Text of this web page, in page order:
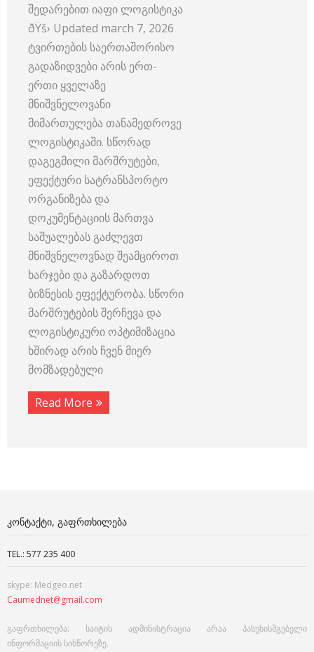
შედარებით იაფი ლოგისტიკა
ðŸš› Updated march 7, 2026
ტვირთების საერთაშორისო
გადაზიდვები არის ერთ-
ერთი ყველაზე
მნიშვნელოვანი
მიმართულება თანამედროვე
ლოგისტიკაში. სწორად
დაგეგმილი მარშრუტები,
ეფექტური სატრანსპორტო
ორგანიზება და
დოკუმენტაციის მართვა
საშუალებას გაძლევთ
მნიშვნელოვნად შეამციროთ
ხარჯები და გაზარდოთ
ბიზნესის ეფექტურობა. სწორი
მარშრუტების შერჩევა და
ლოგისტიკური ოპტიმიზაცია
ხშირად არის ჩვენ მიერ
მომზადებული
Read More
ᲙᲝᲜᲢᲐᲥᲢᲘ, ᲒᲐᲤᲠᲗᲮᲘᲚᲔᲑᲐ
TEL.: 577 235 400
skype: Medgeo.net
Caumednet@gmail.com
გაფრთხილება: საიტის ადმინისტრაცია არაა პასუხისმგებელი
ინფორმაციის სისწორეზე.